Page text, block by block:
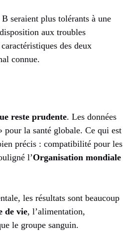
seraient plus tolérants à une
aux troubles
des deux
connue.
reste prudente. Les données
pour la santé globale. Ce qui est
précis : compatibilité pour les
l’Organisation mondiale
les résultats sont beaucoup
de vie, l’alimentation,
le groupe sanguin.